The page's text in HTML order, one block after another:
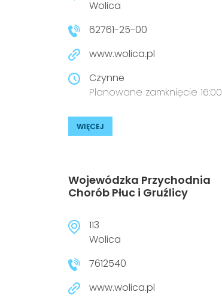
Wolica
62761-25-00
www.wolica.pl
Czynne
Planowane zamknięcie 16:00
WIĘCEJ
Wojewódzka Przychodnia
Chorób Płuc i Gruźlicy
113
Wolica
7612540
www.wolica.pl